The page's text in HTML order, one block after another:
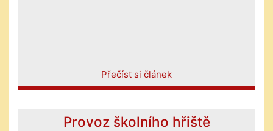
Přečíst si článek
Provoz školního hřiště